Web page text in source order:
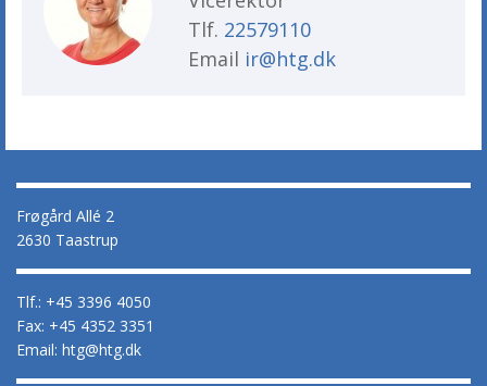
Tlf. 22579110
Email ir@htg.dk
Frøgård Allé 2
2630 Taastrup
Tlf.: +45 3396 4050
Fax: +45 4352 3351
Email: htg@htg.dk